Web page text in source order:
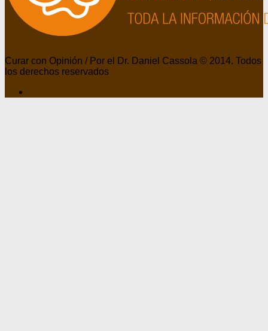
Curar con Opinión / Por el Dr. Daniel Cassola © 2014. Todos
los derechos reservados